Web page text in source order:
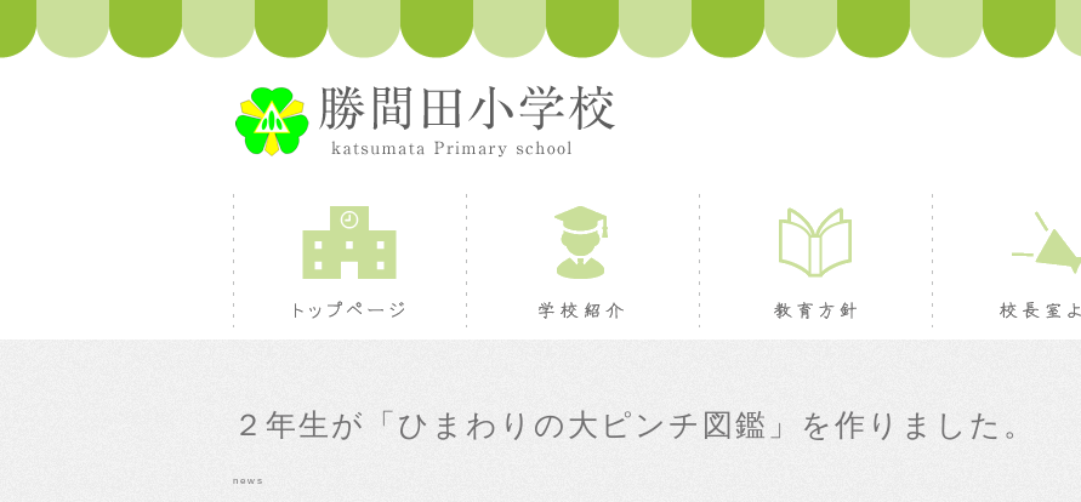
トップページ 学校紹介 教育方針
２年生が「ひまわりの大ピンチ図鑑」を作りました。
news